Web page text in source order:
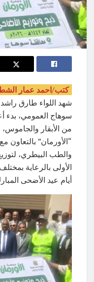
كتب/احمد عمار
شهد اللواء طارق
من الأبقار
“الأورمان” بالتعاون
والطب البيطري،
الأولى بالرعاية
أيام عيد الأضحى